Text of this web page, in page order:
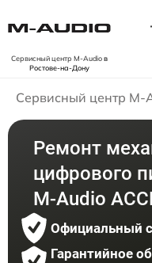
Сервисный центр M-Audioв
Ростове-на-Дону
Сервисный центр M-
Ремонт
цифрового
M-Audio
Официальный
Гарантийное